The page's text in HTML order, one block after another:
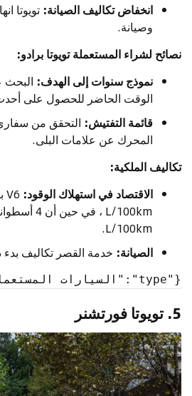
انخفاض تكاليف الصيانة: تويوتا
وصيانة.
نصائح لشراء المستعملة تويوتا برادو:
نموذج سنوات إلى الهدف:
الوقت الحاضر للحصول على
قائمة التفتيش: التحقق من
المحرك عن علامات البلى.
تكاليف الملكية:
الاقتصاد في استهلاك الوقود:
L/100km.
الصيانة: خدمة القصر تكاليف بدء درهم
{"type":"السيارات المستعملة المصدر","البيانات":{"id":"2058","brandSlug":"تويوتا", "modelSlug":"برادو", "modelName": "تويوتا برادو", "modelNameAr": "تويوتا برادو","فرعي":"AE"}}
5. تويوتا فورتشنر